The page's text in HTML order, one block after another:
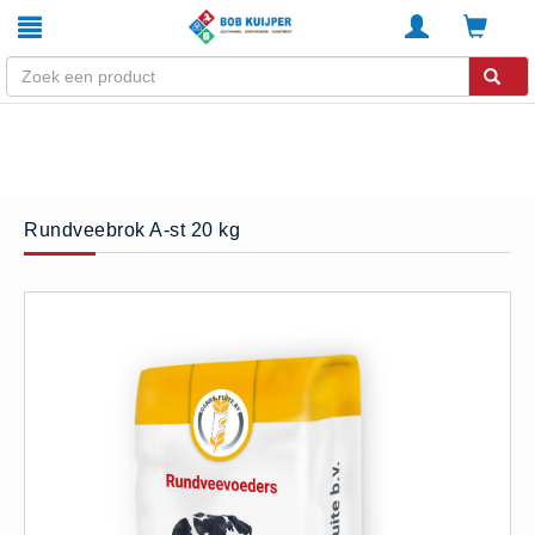
Zouthandel
Kunstmest
Betaalmethoden
Algemene voorwaarden
Rundveebrok A-st 20 kg